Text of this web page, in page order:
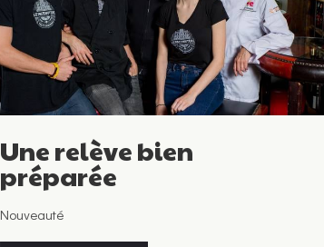
Une relève bien
préparée
Nouveauté